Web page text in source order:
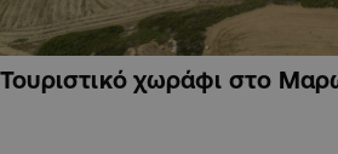
Τουριστικό χωράφι στο